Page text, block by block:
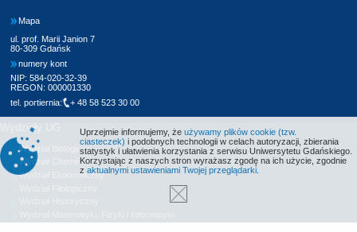
Mapa
ul. prof. Marii Janion 7
80-309 Gdańsk
numery kont
NIP: 584-020-32-39
REGON: 000001330
tel. portiernia:
+ 48 58 523 30 00
Wydziały UG
Wydział Biologii
Wydział Chemii
Wydział Ekonomiczny
Uprzejmie informujemy, że używamy plików cookie (tzw.
ciasteczek) i podobnych technologii w celach autoryzacji, zbierania
statystyk i ułatwienia korzystania z serwisu Uniwersytetu Gdańskiego.
Korzystając z naszych stron wyrażasz zgodę na ich użycie, zgodnie
z aktualnymi ustawieniami Twojej przeglądarki